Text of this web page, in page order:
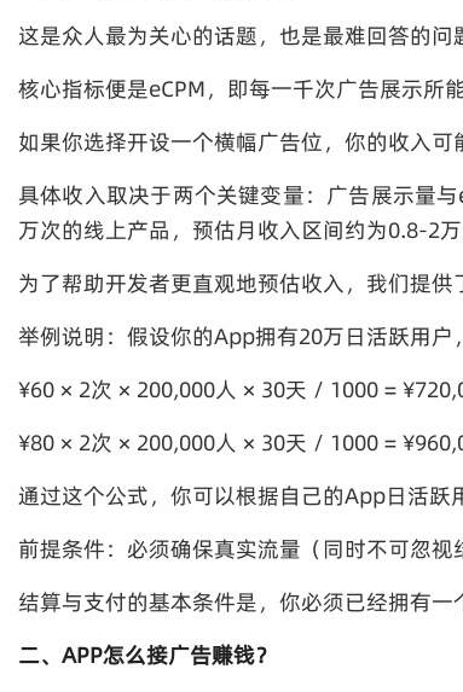
这是众人最为关心的话题，也是最难回答的
核心指标便是eCPM，即每一千次广告展示所
如果你选择开设一个横幅广告位，你的收入
具体收入取决于两个关键变量：广告展示量
万次的线上产品，预估月收入区间约为0.8-2
为了帮助开发者更直观地预估收入，我们提供
举例说明：假设你的App拥有20万日活跃用户
¥60 × 2次 × 200,000人 × 30天 / 1000 =
¥80 × 2次 × 200,000人 × 30天 / 1000 =
通过这个公式，你可以根据自己的App日活跃
前提条件：必须确保真实流量（同时不可忽视
结算与支付的基本条件是，你必须已经拥有
二、APP怎么接广告赚钱？